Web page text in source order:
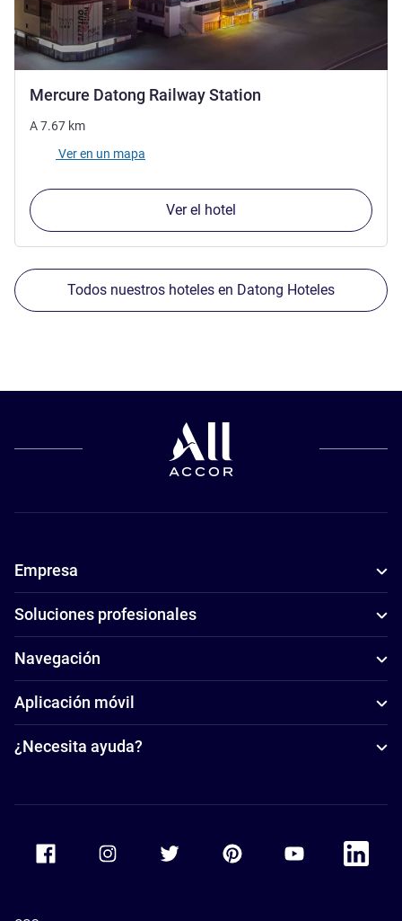
Mercure Datong Railway Station
A7.67 km
Ver en un mapa
Ver el hotel
Todos nuestros hoteles en Datong Hoteles
Empresa
Soluciones profesionales
Navegación
Aplicación móvil
¿Necesita ayuda?
Accor Facebook Accor TwitterAccor PinterestAccor Youtube
Accor